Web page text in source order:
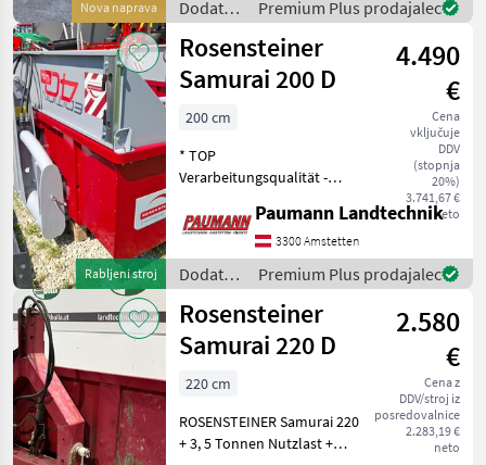
Nova naprava
2000Kg F
Dodatna
oprema
za
traktorje
/
Rosensteiner
Premium Plus prodajalec
Rabljeni stroj
Rosensteiner
Samurai 200 D
4.490
€
Cena
vključuje
DDV
(stopnja
20%)
3.741,67 €
neto
200 cm
* TOP
Verarbeitungsqualität -
Nutzlast * Baujahr 2023 * B
x L x H cm [Innen] - 200 x
125 x 62/42 * Eigengewicht
417kg * 2-Zylindersys
Paumann Landtechnik
3300 Amstetten
Dodatna
oprema
za
traktorje
/
Rosensteiner
Premium Plus prodajalec
Rosensteiner
Samurai 220 D
2.580
€
Cena z
DDV/stroj iz
posredovalnice
2.283,19 €
neto
220 cm
ROSENSTEINER Samurai 220
+ 3, 5 Tonnen Nutzlast +